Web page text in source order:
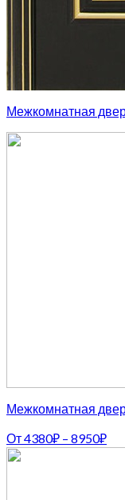
Межкомнатная
Межкомнатная
От4380₽ – 8950₽